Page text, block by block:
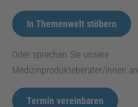
In Themenwelt stöbern
Oder sprechen Sie unsere
Medizinprodukteberater/innen
Termin vereinbaren